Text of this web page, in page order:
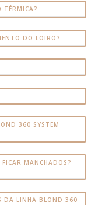
TÉRMICA?
DO LOIRO?
360 SYSTEM
MANCHADOS?
DA LINHA BLOND 360